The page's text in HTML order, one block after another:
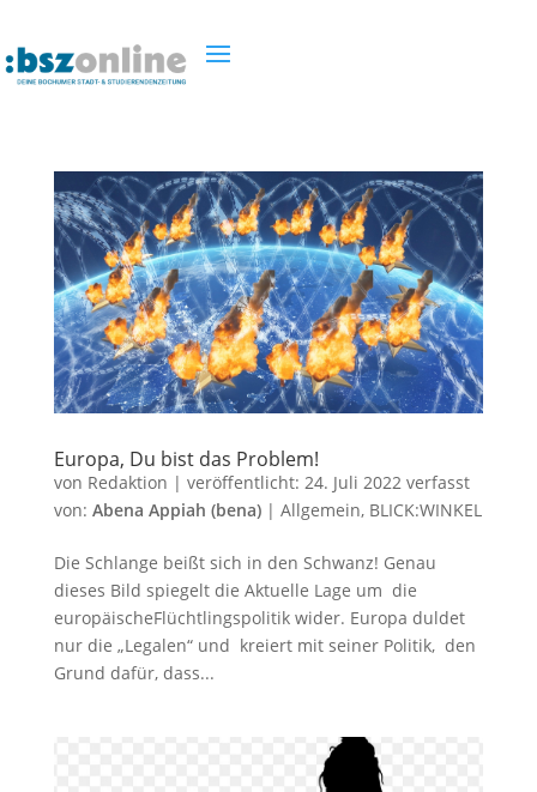
Europa, Du bist das Problem!
von Redaktion | veröffentlicht: 24. Juli 2022verfasst
von: Abena Appiah (bena)| Allgemein, BLICK:WINKEL
Die Schlange beißt sich in den Schwanz! Genau
dieses Bild spiegelt die Aktuelle Lage um die
europäischeFlüchtlingspolitik wider. Europa duldet
nur die „Legalen“ und kreiert mit seiner Politik, den
Grund dafür, dass...